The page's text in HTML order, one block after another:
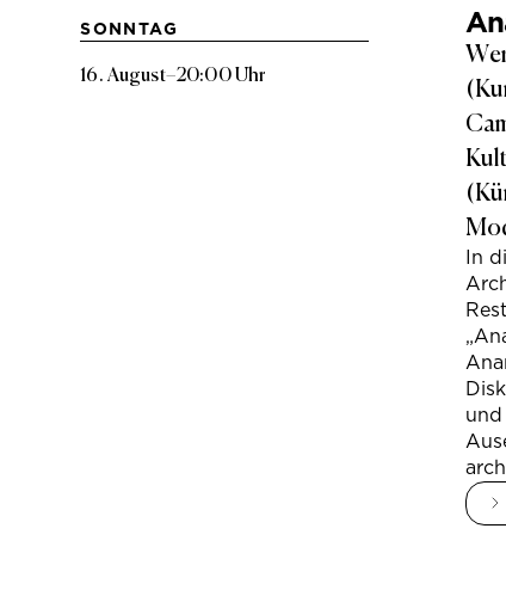
SONNTAG
16. August–20:00 Uhr
In
und